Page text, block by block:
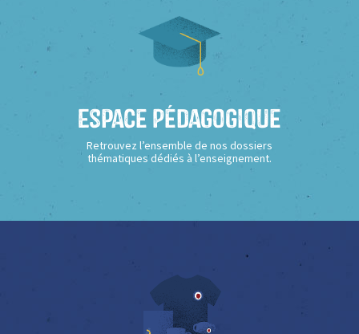
Espace Pédagogique
Retrouvez l’ensemble de nos dossiers
thématiques dédiés à l’enseignement.